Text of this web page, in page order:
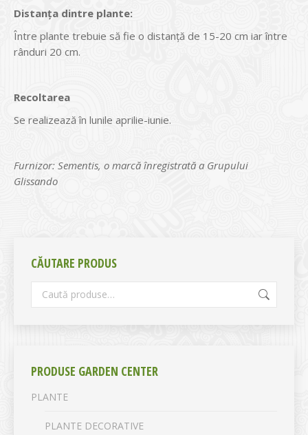
Distanţa dintre plante:
Între plante trebuie să fie o distanţă de 15-20 cm iar între
rânduri 20 cm.
Recoltarea
Se realizează în lunile aprilie-iunie.
Furnizor: Sementis, o marcă înregistrată a Grupului
Glissando
CĂUTARE PRODUS
PRODUSE GARDEN CENTER
PLANTE
PLANTE DECORATIVE